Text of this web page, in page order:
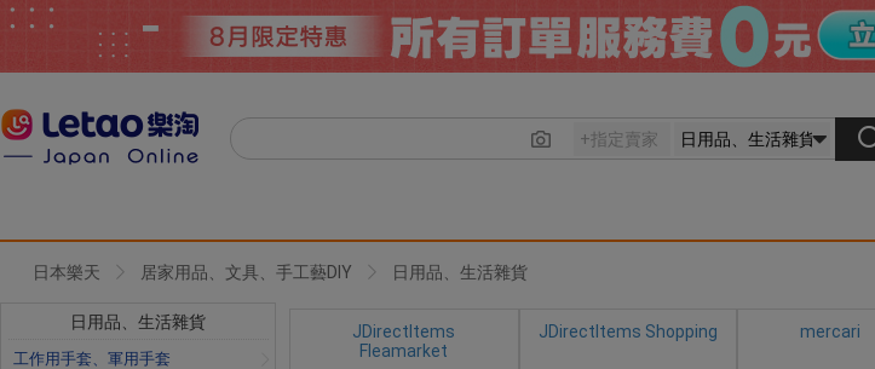
日本樂天 居家用品、文具、手工藝DIY 日用品、生活雜貨
日用品、生活雜貨
工作用手套、軍用手套
JDirectItems
Fleamarket
JDirectItems Shopping mercari